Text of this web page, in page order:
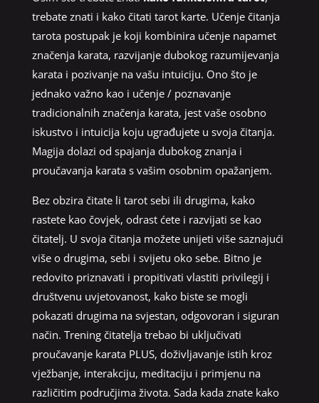
trebate znati i kako čitati tarot karte. Učenje čitanja
tarota postupak je koji kombinira učenje napamet
značenja karata, razvijanje dubokog razumijevanja
karata i pozivanje na vašu intuiciju. Ono što je
jednako važno kao i učenje / poznavanje
tradicionalnih značenja karata, jest vaše osobno
iskustvo i intuicija koju ugrađujete u svoja čitanja.
Magija dolazi od spajanja dubokog znanja i
proučavanja karata s vašim osobnim opažanjem.
Bez obzira čitate li tarot sebi ili drugima, kako
rastete kao čovjek, odrast ćete i razvijati se kao
čitatelj. U svoja čitanja možete unijeti više saznajući
više o drugima, sebi i svijetu oko sebe. Bitno je
redovito priznavati i propitivati ​​vlastiti privilegij i
društvenu uvjetovanost, kako biste se mogli
pokazati drugima na svjestan, odgovoran i siguran
način. Trening čitatelja trebao bi uključivati ​​
proučavanje karata PLUS, doživljavanje istih kroz
vježbanje, interakciju, meditaciju i primjenu na
različitim područjima života. Sada kada znate kako